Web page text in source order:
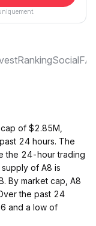
RankingSocial
of $2.85M,
24 hours. The
the 24-hour trading
of A8 is
By market cap, A8
the past 24
and a low of